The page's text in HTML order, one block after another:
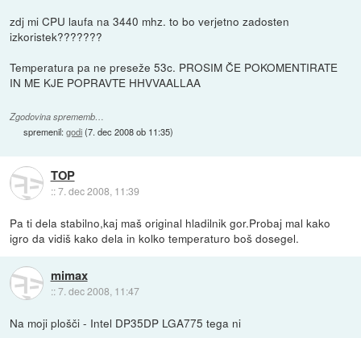
zdj mi CPU laufa na 3440 mhz. to bo verjetno zadosten
izkoristek???????
Temperatura pa ne preseže 53c. PROSIM ČE POKOMENTIRATE
IN ME KJE POPRAVTE HHVVAALLAA
Zgodovina sprememb…
spremenil:godi(7. dec 2008 ob 11:35)
TOP
::7. dec 2008, 11:39
Pa ti dela stabilno,kaj maš original hladilnik gor.Probaj mal kako
igro da vidiš kako dela in kolko temperaturo boš dosegel.
mimax
::7. dec 2008, 11:47
Na moji plošči - Intel DP35DP LGA775 tega ni